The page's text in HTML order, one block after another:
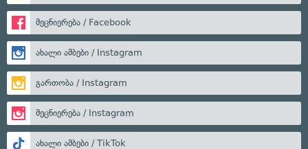
მეცნიერება / Facebook
ახალი ამბები / Instagram
გართობა / Instagram
მეცნიერება / Instagram
ახალი ამბები / TikTok